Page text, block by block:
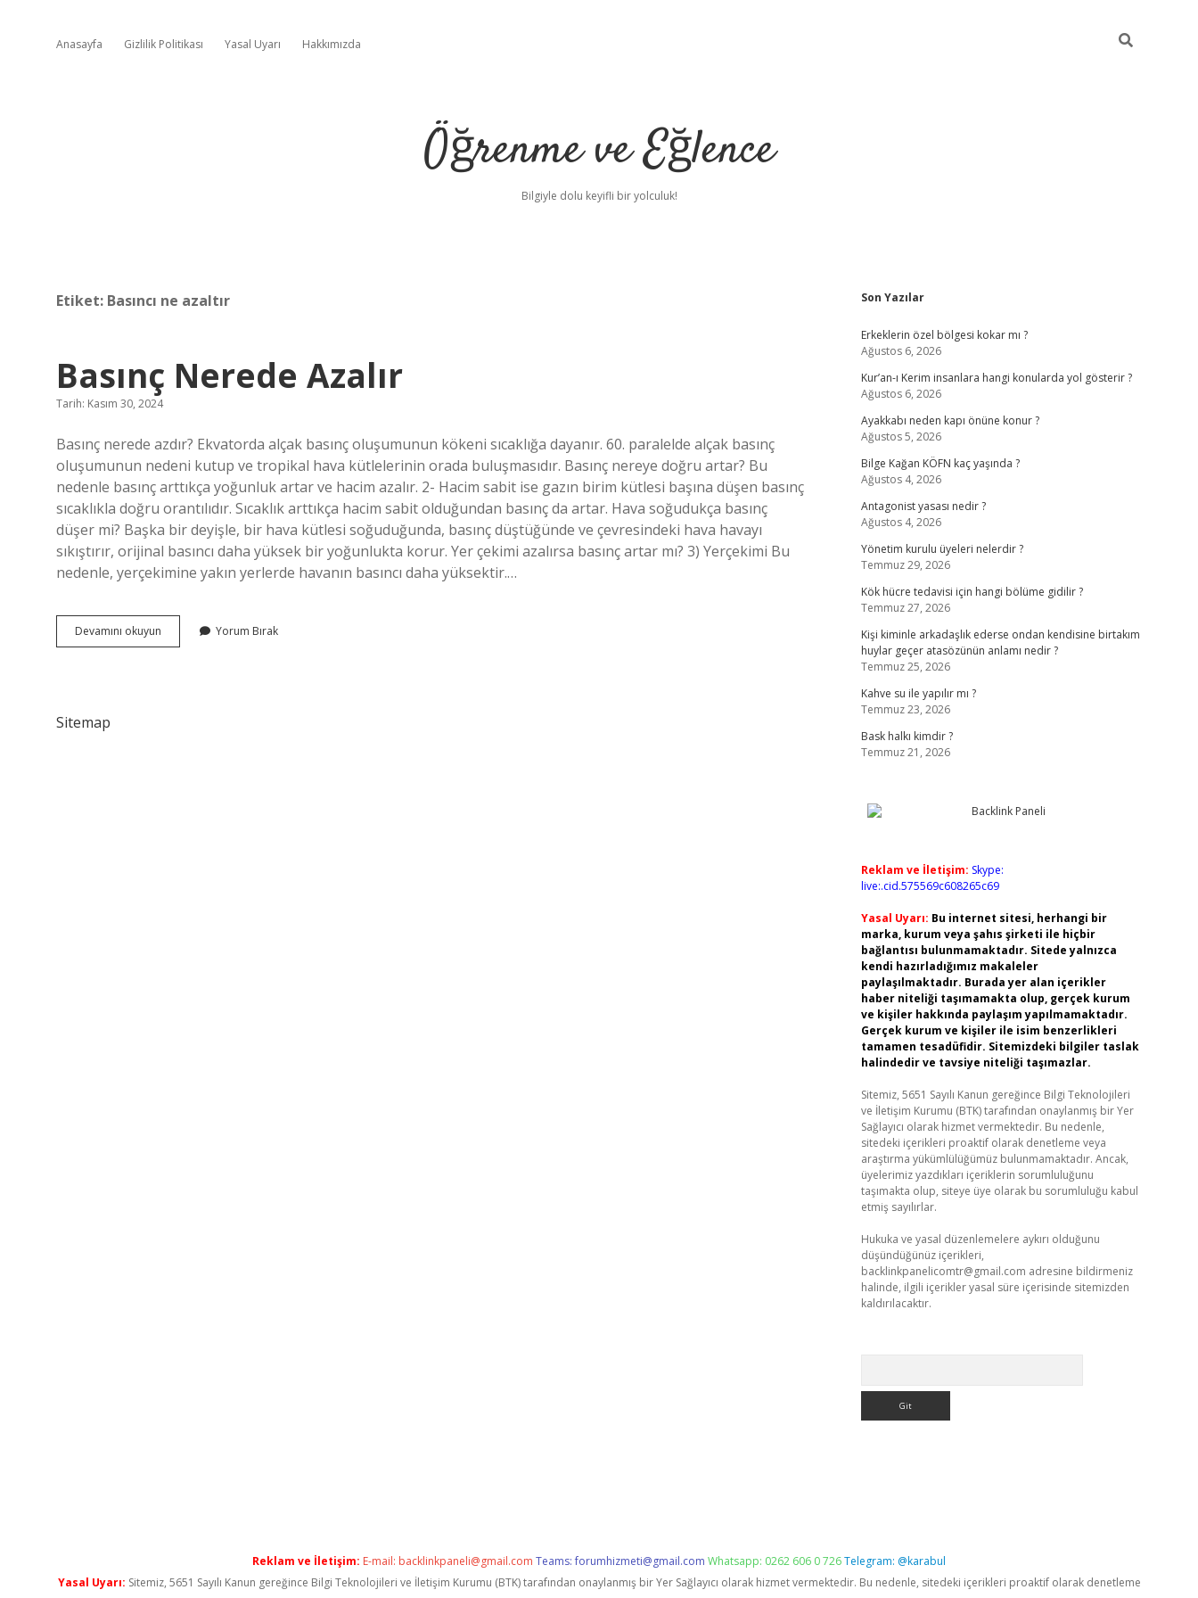
Anasayfa Gizlilik Politikası Yasal Uyarı Hakkımızda
Öğrenme ve Eğlence
Bilgiyle dolu keyifli bir yolculuk!
Etiket: Basıncı ne azaltır
Basınç Nerede Azalır
Tarih: Kasım 30, 2024
Basınç nerede azdır? Ekvatorda alçak basınç oluşumunun kökeni sıcaklığa dayanır. 60. paralelde alçak basınç
oluşumunun nedeni kutup ve tropikal hava kütlelerinin orada buluşmasıdır. Basınç nereye doğru artar? Bu
nedenle basınç arttıkça yoğunluk artar ve hacim azalır. 2- Hacim sabit ise gazın birim kütlesi başına düşen basınç
sıcaklıkla doğru orantılıdır. Sıcaklık arttıkça hacim sabit olduğundan basınç da artar. Hava soğudukça basınç
düşer mi? Başka bir deyişle, bir hava kütlesi soğuduğunda, basınç düştüğünde ve çevresindeki hava havayı
sıkıştırır, orijinal basıncı daha yüksek bir yoğunlukta korur. Yer çekimi azalırsa basınç artar mı? 3) Yerçekimi Bu
nedenle, yerçekimine yakın yerlerde havanın basıncı daha yüksektir.…
Devamını okuyun
Nerede
Yorum Bırak
Sitemap
Sidebar
Son Yazılar
Erkeklerin özel bölgesi kokar mı ?
Ağustos 6, 2026
Kur’an-ı Kerim insanlara hangi konularda yol gösterir ?
Ağustos 6, 2026
Ayakkabı neden kapı önüne konur ?
Ağustos 5, 2026
Bilge Kağan KÖFN kaç yaşında ?
Ağustos 4, 2026
Antagonist yasası nedir ?
Ağustos 4, 2026
Yönetim kurulu üyeleri nelerdir ?
Temmuz 29, 2026
Kök hücre tedavisi için hangi bölüme gidilir ?
Temmuz 27, 2026
Kişi kiminle arkadaşlık ederse ondan kendisine birtakım
huylar geçer atasözünün anlamı nedir ?
Temmuz 25, 2026
Kahve su ile yapılır mı ?
Temmuz 23, 2026
Bask halkı kimdir ?
Temmuz 21, 2026
Reklam ve İletişim: Skype:
live:.cid.575569c608265c69
Yasal Uyarı: Bu internet sitesi, herhangi bir
marka, kurum veya şahıs şirketi ile hiçbir
bağlantısı bulunmamaktadır. Sitede yalnızca
kendi hazırladığımız makaleler
paylaşılmaktadır. Burada yer alan içerikler
haber niteliği taşımamakta olup, gerçek kurum
ve kişiler hakkında paylaşım yapılmamaktadır.
Gerçek kurum ve kişiler ile isim benzerlikleri
tamamen tesadüfidir. Sitemizdeki bilgiler taslak
halindedir ve tavsiye niteliği taşımazlar.
Sitemiz, 5651 Sayılı Kanun gereğince Bilgi Teknolojileri
ve İletişim Kurumu (BTK) tarafından onaylanmış bir Yer
Sağlayıcı olarak hizmet vermektedir. Bu nedenle,
sitedeki içerikleri proaktif olarak denetleme veya
araştırma yükümlülüğümüz bulunmamaktadır. Ancak,
üyelerimiz yazdıkları içeriklerin sorumluluğunu
taşımakta olup, siteye üye olarak bu sorumluluğu kabul
etmiş sayılırlar.
Hukuka ve yasal düzenlemelere aykırı olduğunu
düşündüğünüz içerikleri,
backlinkpanelicomtr@gmail.com adresine bildirmeniz
halinde, ilgili içerikler yasal süre içerisinde sitemizden
kaldırılacaktır.
Reklam ve İletişim: E-mail: backlinkpaneli@gmail.com Teams:forumhizmeti@gmail.com Whatsapp: 0262 606 0 726Telegram: @karabul
Yasal Uyarı: Sitemiz, 5651 Sayılı Kanun gereğince Bilgi Teknolojileri ve İletişim Kurumu (BTK) tarafından onaylanmış bir Yer Sağlayıcı olarak hizmet vermektedir. Bu nedenle, sitedeki içerikleri proaktif olarak denetleme